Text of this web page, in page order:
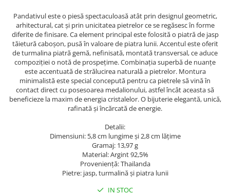
Pandativul este o piesă spectaculoasă atât prin designul geometric,
arhitectural, cat și prin unicitatea pietrelor ce se regăsesc în forme
diferite de finisare. Ca element principal este folosită o piatră de jasp
tăietură caboșon, pusă în valoare de piatra lunii. Accentul este oferit
de turmalina piatră gemă, nefinisată, montată transversal, ce aduce
compoziției o notă de prospețime. Combinația superbă de nuanțe
este accentuată de strălucirea naturală a pietrelor. Montura
minimalistă este special concepută pentru ca pietrele să vină în
contact direct cu posesoarea medalionului, astfel încât aceasta să
beneficieze la maxim de energia cristalelor. O bijuterie elegantă, unică,
rafinată și încărcată de energie.
Detalii:
Dimensiuni: 5,8 cm lungime și 2,8 cm lățime
Gramaj: 13,97 g
Material: Argint 92,5%
Provenienţă: Thailanda
Pietre: jasp, turmalină și piatra lunii
IN STOC